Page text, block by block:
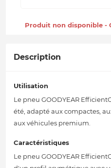
Produit non disponible -
Description
Utilisation
Le pneu GOODYEAR
été, adapté aux compactes,
aux véhicules premium.
Caractéristiques
Le pneu GOODYEAR